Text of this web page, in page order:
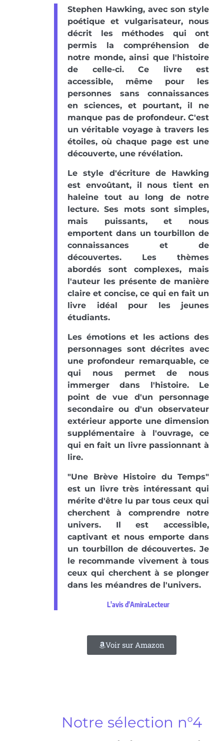
Stephen Hawking, avec son style
poétique et vulgarisateur, nous
décrit les méthodes qui ont
permis la compréhension de
notre monde, ainsi que l'histoire
de celle-ci. Ce livre est
accessible, même pour les
personnes sans connaissances
en sciences, et pourtant, il ne
manque pas de profondeur. C'est
un véritable voyage à travers les
étoiles, où chaque page est une
découverte, une révélation.
Le style d'écriture de Hawking
est envoûtant, il nous tient en
haleine tout au long de notre
lecture. Ses mots sont simples,
mais puissants, et nous
emportent dans un tourbillon de
connaissances et de
découvertes. Les thèmes
abordés sont complexes, mais
l'auteur les présente de manière
claire et concise, ce qui en fait un
livre idéal pour les jeunes
étudiants.
Les émotions et les actions des
personnages sont décrites avec
une profondeur remarquable, ce
qui nous permet de nous
immerger dans l'histoire. Le
point de vue d'un personnage
secondaire ou d'un observateur
extérieur apporte une dimension
supplémentaire à l'ouvrage, ce
qui en fait un livre passionnant à
lire.
"Une Brève Histoire du Temps"
est un livre très intéressant qui
mérite d'être lu par tous ceux qui
cherchent à comprendre notre
univers. Il est accessible,
captivant et nous emporte dans
un tourbillon de découvertes. Je
le recommande vivement à tous
ceux qui cherchent à se plonger
dans les méandres de l'univers.
L'avis d'AmiraLecteur
Voir sur Amazon
Notre sélection n°4